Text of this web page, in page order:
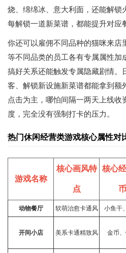
烧、绵绵冰、意大利面，还能解锁
每解锁一道新菜谱，都能提升对应
你还可以雇佣不同品种的猫咪来店
等不同品类的员工各有专属属性加
搞好关系还能触发专属隐藏剧情。
客、解锁新设施新菜谱都能拿到额
点击为主，哪怕间隔一两天上线收
度，完全没有强制打卡的压力。
热门休闲经营类游戏核心属性对
游戏名称
核心画风特
点
核心
币
动物餐厅 软萌治愈卡通风 小鱼干
开间小店 美系卡通精致风 金币